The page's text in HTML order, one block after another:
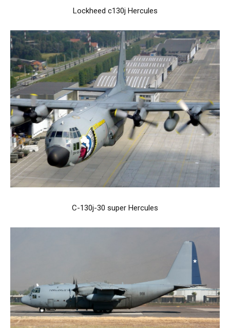
Lockheed c130j Hercules
C-130j-30 super Hercules